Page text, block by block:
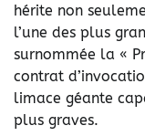
hérite non
l’une des plus
surnommée la «
contrat
limace géante
plus graves.